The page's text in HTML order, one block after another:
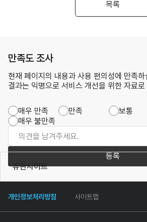
목록
만족도 조사
현재 페이지의 내용과 사용 편의성에 만족
결과는 익명으로 서비스 개선을 위한 자료
매우 만족 만족 보통
매우 불만족
등록
개인정보처리방침 사이트맵
유관사이트